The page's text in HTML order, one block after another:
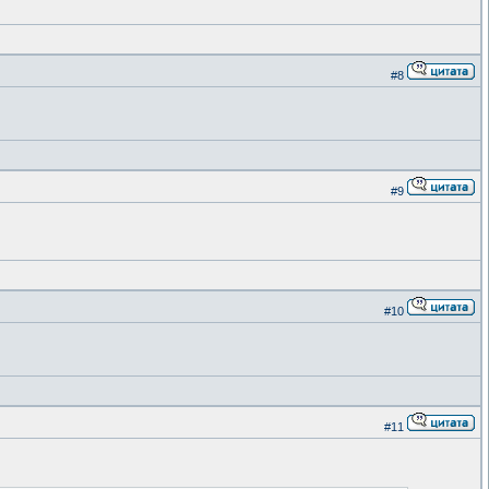
#8
#9
#10
#11